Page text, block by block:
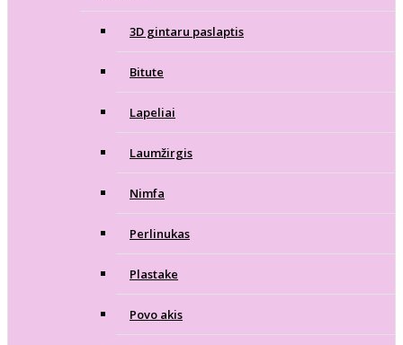
3D gintaru paslaptis
Bitute
Lapeliai
Laumžirgis
Nimfa
Perlinukas
Plastake
Povo akis